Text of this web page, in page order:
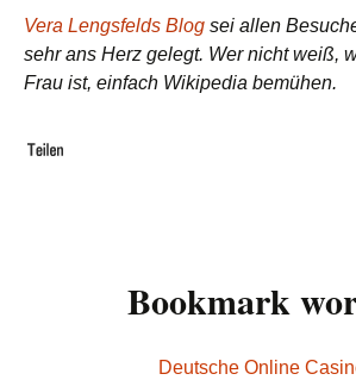
Vera Lengsfelds Blog sei allen
sehr ans Herz gelegt. Wer nicht weiß,
Frau ist, einfach Wikipedia bemühen.
Bookmark
Deutsche Online